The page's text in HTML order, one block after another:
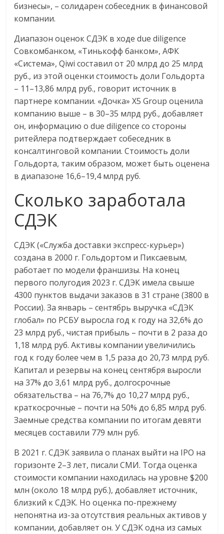
бизнесы», – солидарен собеседник в финансовой
компании.
Диапазон оценок СДЭК в ходе due diligence
Совкомбанком, «Тинькофф банком», АФК
«Система», Qiwi составил от 20 млрд до 25 млрд
руб., из этой оценки стоимость доли Гольдорта
– 11–13,86 млрд руб., говорит источник в
партнере компании. «Дочка» X5 Group оценила
компанию выше – в 30–35 млрд руб., добавляет
он, информацию о due diligence со стороны
ритейлера подтверждает собеседник в
консалтинговой компании. Стоимость доли
Гольдорта, таким образом, может быть оценена
в диапазоне 16,6–19,4 млрд руб.
Сколько заработала
СДЭК
СДЭК («Служба доставки экспресс-курьер»)
создана в 2000 г. Гольдортом и Пиксаевым,
работает по модели франшизы. На конец
первого полугодия 2023 г. СДЭК имела свыше
4300 пунктов выдачи заказов в 31 стране (3800 в
России). За январь – сентябрь выручка «СДЭК
глобал» по РСБУ выросла год к году на 32,6% до
23 млрд руб., чистая прибыль – почти в 2 раза до
1,18 млрд руб. Активы компании увеличились
год к году более чем в 1,5 раза до 20,73 млрд руб.
Капитал и резервы на конец сентября выросли
на 37% до 3,61 млрд руб., долгосрочные
обязательства – на 76,7% до 10,27 млрд руб.,
краткосрочные – почти на 50% до 6,85 млрд руб.
Заемные средства компании по итогам девяти
месяцев составили 779 млн руб.
В 2021 г. СДЭК заявила о планах выйти на IPO на
горизонте 2–3 лет, писали СМИ. Тогда оценка
стоимости компании находилась на уровне $200
млн (около 18 млрд руб.), добавляет источник,
близкий к СДЭК. Но оценка по-прежнему
непонятна из-за отсутствия реальных активов у
компании, добавляет он. У СДЭК одна из самых